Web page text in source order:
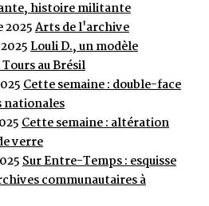
histoire militante
2025Arts de l'archive
Louli D., un modèle
au Brésil
Cette semaine : double-face
nationales
Cette semaine : altération
verre
Sur Entre-Temps : esquisse
communautaires à